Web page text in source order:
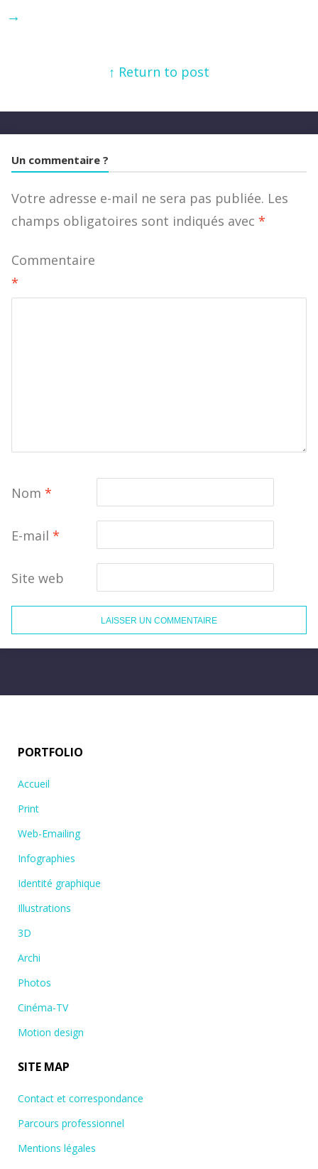
→
↑ Return to post
Un commentaire ?
Votre adresse e-mail ne sera pas publiée. Les
champs obligatoires sont indiqués avec *
Commentaire
*
Nom *
E-mail *
Site web
PORTFOLIO
Accueil
Print
Web-Emailing
Infographies
Identité graphique
Illustrations
3D
Archi
Photos
Cinéma-TV
Motion design
SITE MAP
Contact et correspondance
Parcours professionnel
Mentions légales